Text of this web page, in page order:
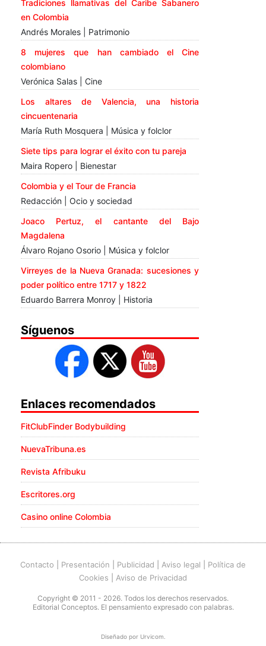
Tradiciones llamativas del Caribe Sabanero
en Colombia
Andrés Morales | Patrimonio
8 mujeres que han cambiado el Cine
colombiano
Verónica Salas | Cine
Los altares de Valencia, una historia
cincuentenaria
María Ruth Mosquera | Música y folclor
Siete tips para lograr el éxito con tu pareja
Maira Ropero | Bienestar
Colombia y el Tour de Francia
Redacción | Ocio y sociedad
Joaco Pertuz, el cantante del Bajo
Magdalena
Álvaro Rojano Osorio | Música y folclor
Virreyes de la Nueva Granada: sucesiones y
poder político entre 1717 y 1822
Eduardo Barrera Monroy | Historia
Síguenos
Enlaces recomendados
FitClubFinder Bodybuilding
NuevaTribuna.es
Revista Afribuku
Escritores.org
Casino online Colombia
Contacto Presentación Publicidad Aviso legal
Política de
Cookies
Aviso de Privacidad
Copyright © 2011 - 2026. Todos los derechos reservados.
Editorial Conceptos. El pensamiento expresado con palabras.
Diseñado por Urvicom